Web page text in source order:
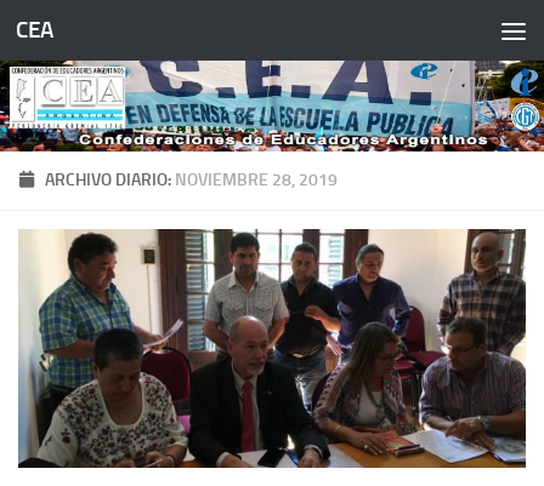
Saltar al contenido
CEA
ARCHIVO DIARIO: NOVIEMBRE 28, 2019